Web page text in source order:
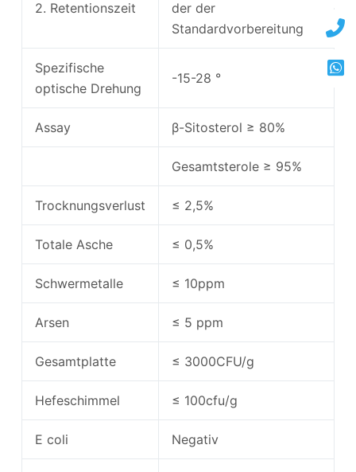
2. Retentionszeit
der der
Standardvorbereitung
Spezifische
optische Drehung
-15-28 °
Assay β-Sitosterol ≥ 80%
Gesamtsterole ≥ 95%
Trocknungsverlust ≤ 2,5%
Totale Asche ≤ 0,5%
Schwermetalle ≤ 10ppm
Arsen ≤ 5 ppm
Gesamtplatte ≤ 3000CFU/g
Hefeschimmel ≤ 100cfu/g
E coli Negativ